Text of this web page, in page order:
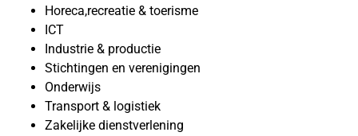
Horeca,recreatie & toerisme
ICT
Industrie & productie
Stichtingen en verenigingen
Onderwijs
Transport & logistiek
Zakelijke dienstverlening